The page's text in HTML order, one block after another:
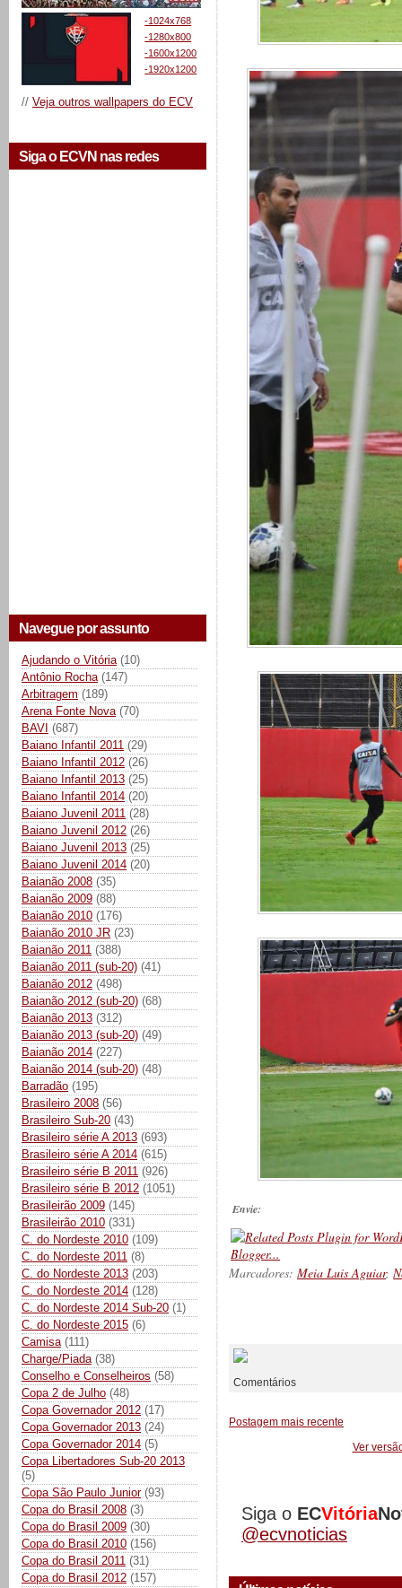
-1024x768
-1280x800
-1600x1200
-1920x1200
// Veja outros wallpapers do ECV
Siga o ECVN nas redes
Navegue por assunto
Ajudando o Vitória (10)
Antônio Rocha (147)
Arbitragem (189)
Arena Fonte Nova (70)
BAVI (687)
Baiano Infantil 2011 (29)
Baiano Infantil 2012 (26)
Baiano Infantil 2013 (25)
Baiano Infantil 2014 (20)
Baiano Juvenil 2011 (28)
Baiano Juvenil 2012 (26)
Baiano Juvenil 2013 (25)
Baiano Juvenil 2014 (20)
Baianão 2008 (35)
Baianão 2009 (88)
Baianão 2010 (176)
Baianão 2010 JR (23)
Baianão 2011 (388)
Baianão 2011 (sub-20) (41)
Baianão 2012 (498)
Baianão 2012 (sub-20) (68)
Baianão 2013 (312)
Baianão 2013 (sub-20) (49)
Baianão 2014 (227)
Baianão 2014 (sub-20) (48)
Barradão (195)
Brasileiro 2008 (56)
Brasileiro Sub-20 (43)
Brasileiro série A 2013 (693)
Brasileiro série A 2014 (615)
Brasileiro série B 2011 (926)
Brasileiro série B 2012 (1051)
Brasileirão 2009 (145)
Brasileirão 2010 (331)
C. do Nordeste 2010 (109)
C. do Nordeste 2011 (8)
C. do Nordeste 2013 (203)
C. do Nordeste 2014 (128)
C. do Nordeste 2014 Sub-20 (1)
C. do Nordeste 2015 (6)
Camisa (111)
Charge/Piada (38)
Conselho e Conselheiros (58)
Copa 2 de Julho (48)
Copa Governador 2012 (17)
Copa Governador 2013 (24)
Copa Governador 2014 (5)
Copa Libertadores Sub-20 2013
(5)
Copa São Paulo Junior (93)
Copa do Brasil 2008 (3)
Copa do Brasil 2009 (30)
Copa do Brasil 2010 (156)
Copa do Brasil 2011 (31)
Copa do Brasil 2012 (157)
Envie:
Marcadores: Meia Luis Aguiar,
Comentários
Postagem mais recente
Ver
Siga o ECVitória
@ecvnoticias